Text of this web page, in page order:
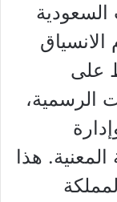
على
الرسمية،
هذا